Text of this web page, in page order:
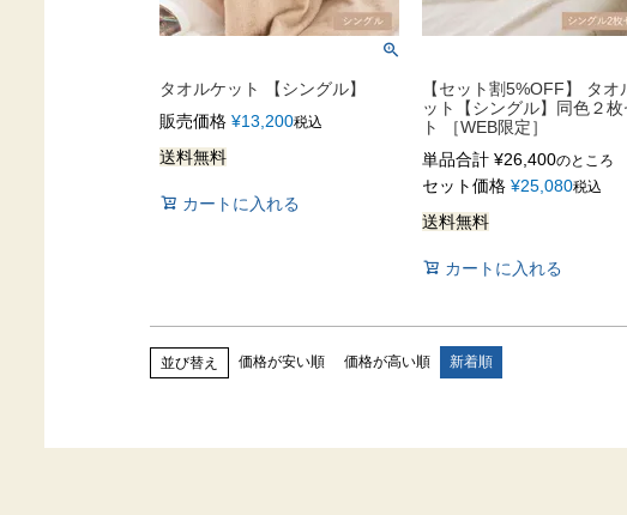
タオルケット 【シングル】
販売価格 ¥13,200税込
送料無料
カートに入れる
【セット割5%OFF】 タオ
ット【シングル】同色２枚
ト ［WEB限定］
単品合計 ¥26,400のところ
セット価格 ¥25,080税込
送料無料
カートに入れる
並び替え 価格が安い順 価格が高い順 新着順